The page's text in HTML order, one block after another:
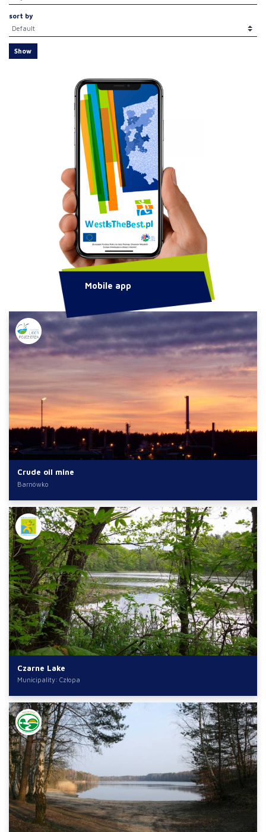
Crude oil mine
Barnówko
Czarne Lake
Municipality: Człopa
sort by
Show
Mobile app